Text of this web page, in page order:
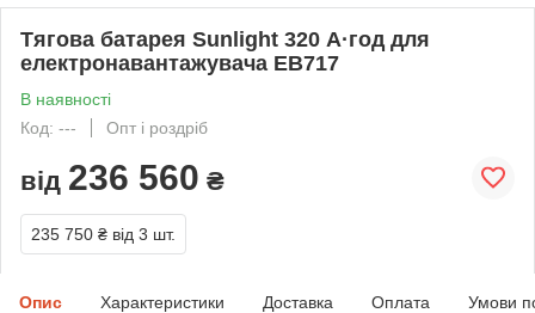
Тягова батарея Sunlight 320 А·год для
електронавантажувача ЕВ717
В наявності
Код: ---
Опт і роздріб
від 236 560 ₴
235 750 ₴ від 3 шт.
Опис Характеристики Доставка Оплата Умови